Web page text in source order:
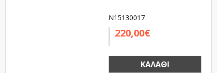
N15130017
220,00€
ΚΑΛΆΘΙ